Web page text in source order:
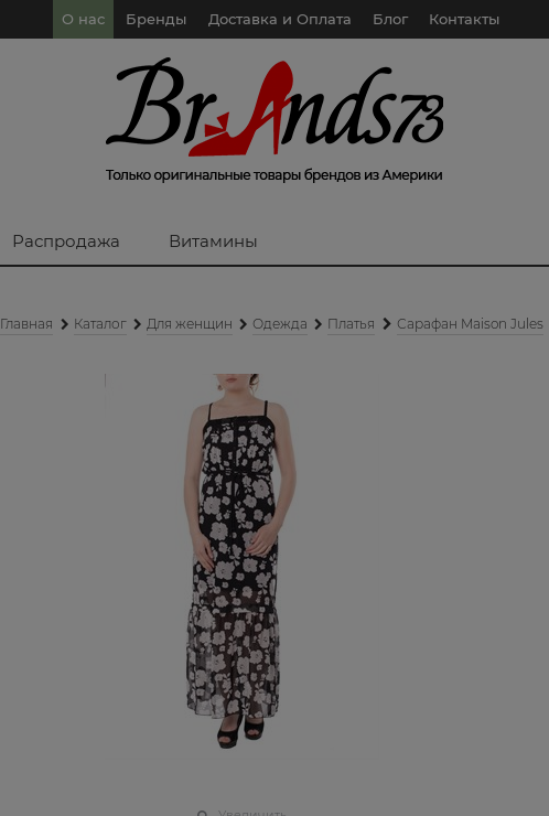
О нас Бренды Доставка и Оплата Блог Контакты
Распродажа Витамины
Главная Каталог Для женщин Одежда Платья Сарафан Maison Jules